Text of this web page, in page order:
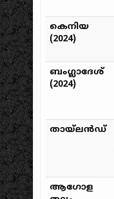
കെനിയ
(2024)
ബംഗ്ലാദേശ്
(2024)
തായ്‌ലൻഡ്
ആഗോള